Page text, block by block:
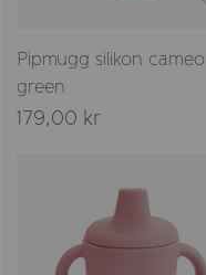
Pipmugg silikon cameo
green
179,00 kr